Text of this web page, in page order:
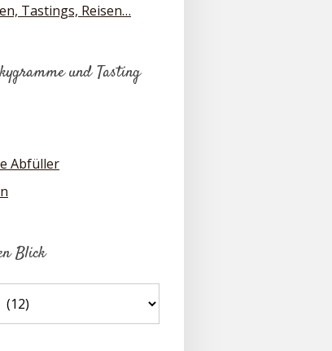
Tastings, Reisen…
und Tasting
Abfüller
Blick